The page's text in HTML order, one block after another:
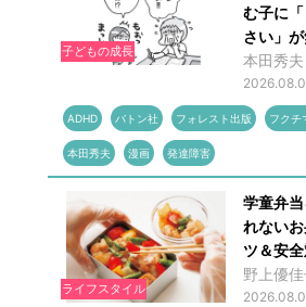
子どもの成長
む子に
さい」
本田秀夫
ADHD バトン社 フォレスト出版 フクチ
本田秀夫 漫画 発達障害
ライフスタイル
学童弁
れない
ツ＆安
野上優